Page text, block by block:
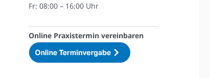
Fr: 08:00 – 16:00 Uhr
Online Praxistermin vereinbaren